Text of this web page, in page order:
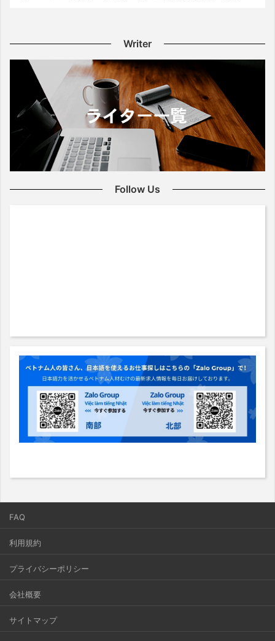
Writer
Follow Us
FAQ
利用規約
プライバシーポリシー
会社概要
サイトマップ